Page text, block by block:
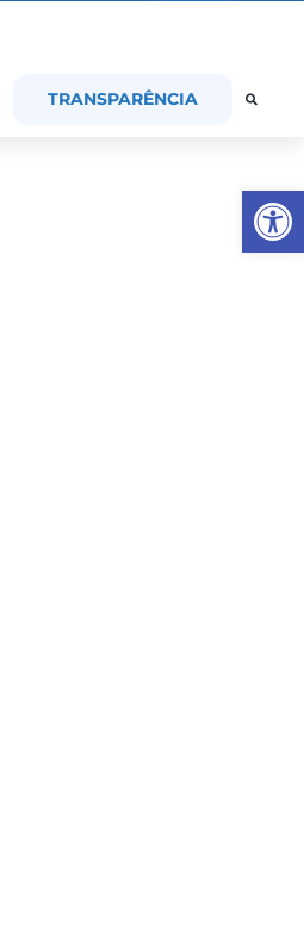
TRANSPARÊNCIA